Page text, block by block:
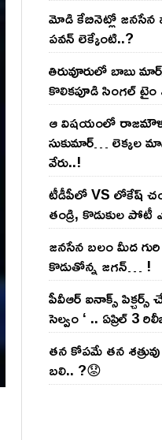
మోడి కేబినెట్లో జ‌నసేన
ప‌వ‌న్ లెక్కేంటి..?
తిరువూరులో బాబు
కొలిక‌పూడి సింగ‌ల్
ఆ విష‌యంలో
సుకుమార్‌… లెక్క‌ల
వేరు..!
టీడీపీలో VS లోకేష్
తండ్రి, కొడుకుల పోటీ
జ‌న‌సేన బ‌లం మీద
కొడుతోన్న జ‌గ‌న్‌… !
పీవీఆర్ ఐనాక్స్ పిక్చర్స్
సెల్వం ‘ .. ఏప్రిల్ 3
తన కోపమే తన
బలి.. ?😟